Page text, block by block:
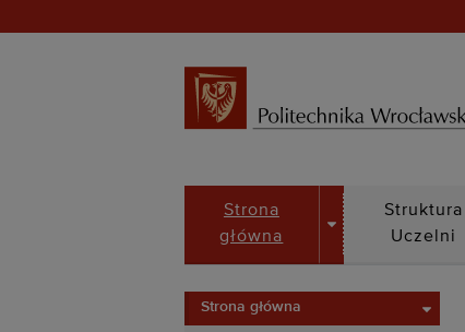
Strona
główna
DROPDOWN
Struktura
Uczelni
Strona główna